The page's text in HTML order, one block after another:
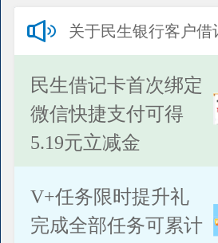
关于民生银行客户
公告
民生借记卡首次绑定
微信快捷支付可得
5.19元立减金
V+任务限时提升礼
完成全部任务可累计